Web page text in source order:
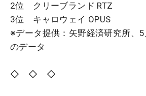
2位 クリーブランド RTZ
3位 キャロウェイ OPUS
※データ提供：矢野経済研究所、
のデータ
◇ ◇ ◇